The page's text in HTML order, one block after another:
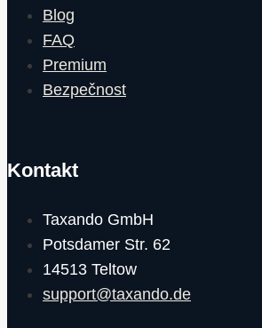
Blog
FAQ
Premium
Bezpečnost
Kontakt
Taxando GmbH
Potsdamer Str. 62
14513 Teltow
support@taxando.de